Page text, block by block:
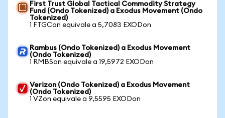
First Trust Global Tactical Commodity Strategy
Fund (Ondo Tokenized) a Exodus Movement (Ondo
Tokenized)
1 FTGCon equivale a 5,7083 EXODon
Rambus (Ondo Tokenized) a Exodus Movement
(Ondo Tokenized)
1 RMBSon equivale a 19,5972 EXODon
Verizon (Ondo Tokenized) a Exodus Movement
(Ondo Tokenized)
1 VZon equivale a 9,5595 EXODon